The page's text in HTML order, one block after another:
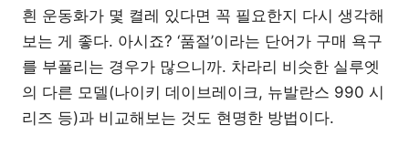
흰 운동화가 몇 켤레 있다면 꼭 필요한지 다시 생각해
보는 게 좋다. 아시죠? ‘품절’이라는 단어가 구매 욕구
를 부풀리는 경우가 많으니까. 차라리 비슷한 실루엣
의 다른 모델(나이키 데이브레이크, 뉴발란스 990 시
리즈 등)과 비교해보는 것도 현명한 방법이다.